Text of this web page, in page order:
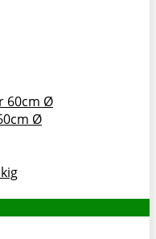
60cm Ø
Ø